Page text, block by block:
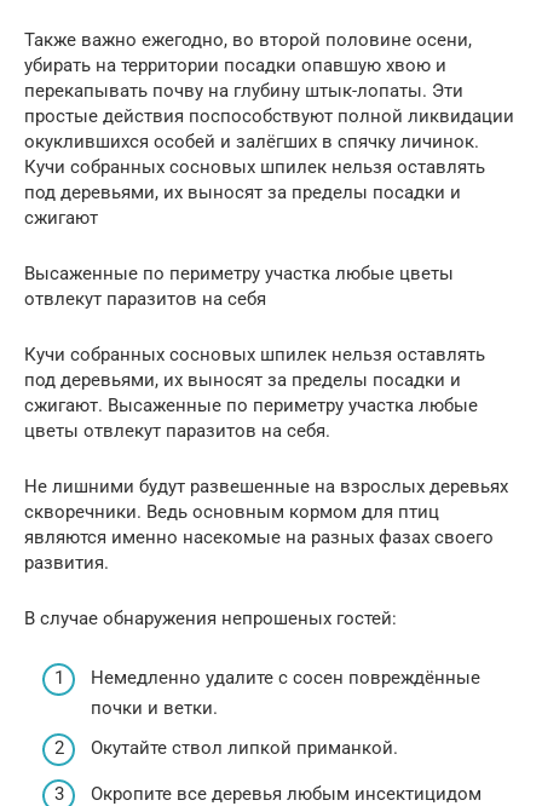
Также важно ежегодно, во второй половине осени,
убирать на территории посадки опавшую хвою и
перекапывать почву на глубину штык-лопаты. Эти
простые действия поспособствуют полной ликвидации
окуклившихся особей и залёгших в спячку личинок.
Кучи собранных сосновых шпилек нельзя оставлять
под деревьями, их выносят за пределы посадки и
сжигают
Высаженные по периметру участка любые цветы
отвлекут паразитов на себя
Кучи собранных сосновых шпилек нельзя оставлять
под деревьями, их выносят за пределы посадки и
сжигают. Высаженные по периметру участка любые
цветы отвлекут паразитов на себя.
Не лишними будут развешенные на взрослых деревьях
скворечники. Ведь основным кормом для птиц
являются именно насекомые на разных фазах своего
развития.
В случае обнаружения непрошеных гостей:
Немедленно удалите с сосен повреждённые
почки и ветки.
Окутайте ствол липкой приманкой.
Окропите все деревья любым инсектицидом